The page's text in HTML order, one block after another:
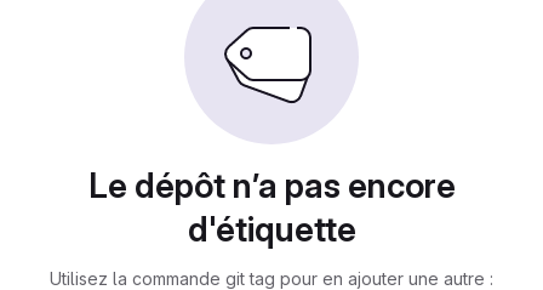
Le dépôt n’a pas encore
d'étiquette
Utilisez la commande git tag pour en ajouter une autre :